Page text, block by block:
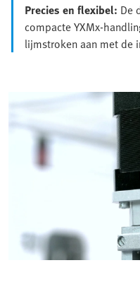
Precies en flexibel: De
compacte YXMx-
lijmstroken aan met de